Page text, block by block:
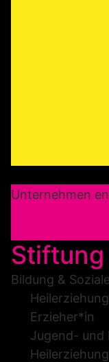
Unternehmen
Stiftung
Bildung &
Erzieher*in
Jugend- und